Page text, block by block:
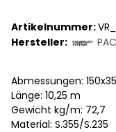
Artikelnummer:
Hersteller:
Abmessungen:
Länge: 10,25 m
Gewicht kg/m: 72,7
Material: S.355/S.235